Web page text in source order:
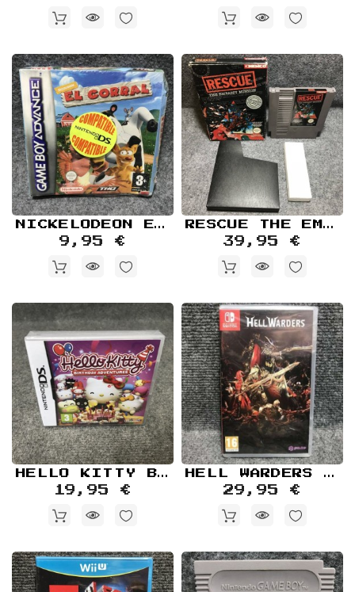
NICKELODEON EL CORRAL NUEVO NINTENDO GAME BOY ADVANCE GBA
9,95 €
RESCUE THE EMBASSY MISSION NINTENDO NES
39,95 €
HELLO KITTY BIRTHDAY ADVENTURES NUEVO Y PRECINTADO NINTENDO DS
19,95 €
HELL WARDERS NUEVO PRECINTADO NINTENDO SWITCH
29,95 €